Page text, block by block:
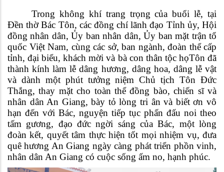
Trong không khí trang trọng của buổi lễ, tại
Đền thờ Bác Tôn, các đồng chí lãnh đạo Tỉnh ủy, Hội
đồng nhân dân, Ủy ban nhân dân, Ủy ban mặt trận tổ
quốc Việt Nam, cùng các sở, ban ngành, đoàn thể cấp
tỉnh, đại biểu, khách mời và bà con thân tộc họTôn đã
thành kính làm lễ dâng hương, dâng hoa, dâng lễ vật
và dành một phút tưởng niệm Chủ tịch Tôn Đức
Thắng, thay mặt cho toàn thể đồng bào, chiến sĩ và
nhân dân An Giang, bày tỏ lòng tri ân và biết ơn vô
hạn đến với Bác, nguyện tiếp tục phấn đấu noi theo
tấm gương, đạo đức ngời sáng của Bác, một lòng
đoàn kết, quyết tâm thực hiện tốt mọi nhiệm vụ, đưa
quê hương An Giang ngày càng phát triển phồn vinh,
nhân dân An Giang có cuộc sống ấm no, hạnh phúc.